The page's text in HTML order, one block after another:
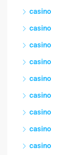
casino
casino
casino
casino
casino
casino
casino
casino
casino